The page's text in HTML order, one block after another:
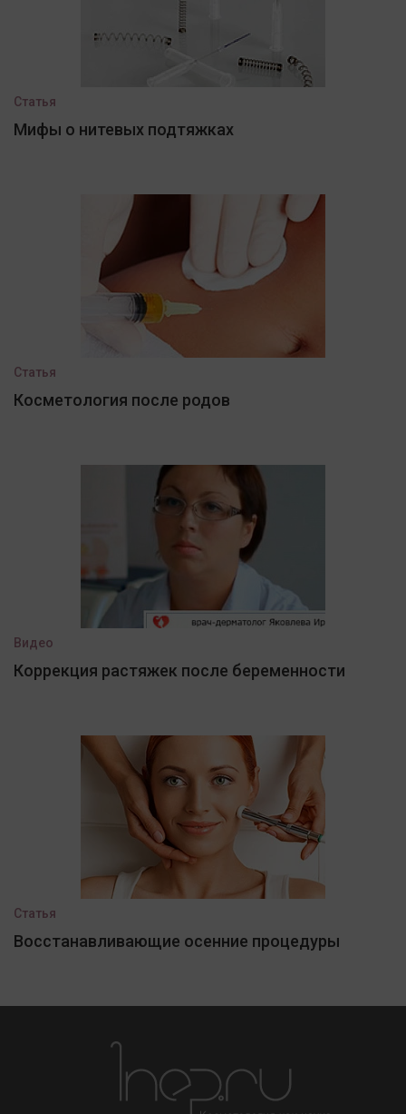
Статья
Мифы о нитевых подтяжках
Статья
Косметология после родов
Видео
Коррекция растяжек после беременности
Статья
Восстанавливающие осенние процедуры